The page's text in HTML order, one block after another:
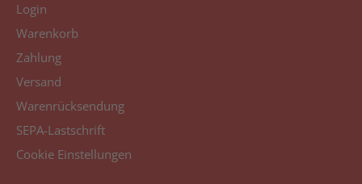
Login
Warenkorb
Zahlung
Versand
Warenrücksendung
SEPA-Lastschrift
Cookie Einstellungen